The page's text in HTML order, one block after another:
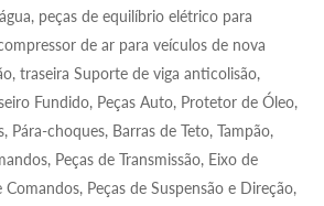
peças de equilíbrio elétrico para
de ar para veículos de nova
traseira Suporte de viga anticolisão,
Fundido, Peças Auto, Protetor de Óleo,
Pára-choques, Barras de Teto, Tampão,
Peças de Transmissão, Eixo de
Comandos, Peças de Suspensão e Direção,